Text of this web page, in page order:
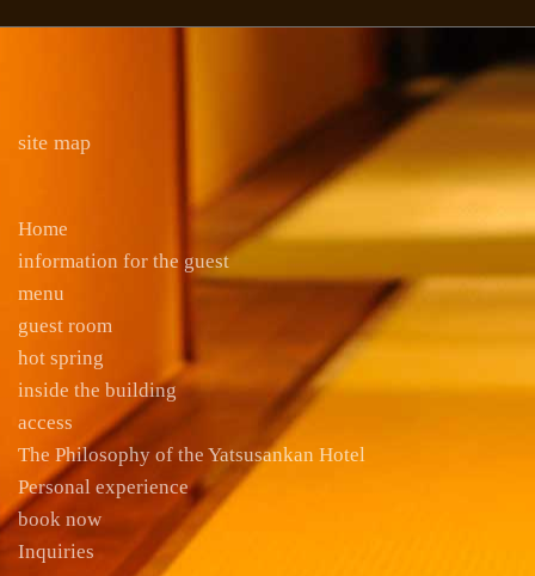
site map
Home
information for the guest
menu
guest room
hot spring
inside the building
access
The Philosophy of the Yatsusankan Hotel
Personal experience
book now
Inquiries